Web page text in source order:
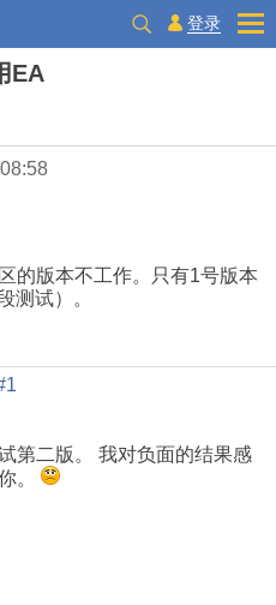
登录
EA
的版本不工作。只有1号版本
测试）。
第二版。 我对负面的结果感
。